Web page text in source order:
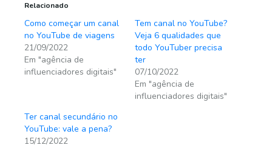
Relacionado
Como começar um canal
no YouTube de viagens
21/09/2022
Em "agência de
influenciadores digitais"
Tem canal no YouTube?
Veja 6 qualidades que
todo YouTuber precisa
ter
07/10/2022
Em "agência de
influenciadores digitais"
Ter canal secundário no
YouTube: vale a pena?
15/12/2022